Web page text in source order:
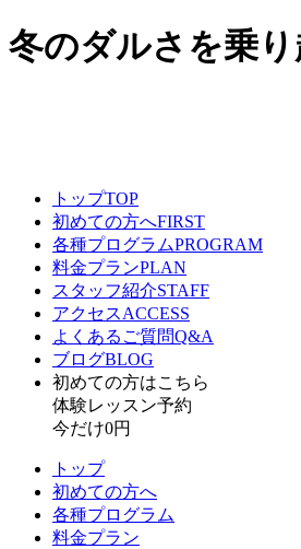
冬のダルさを乗
トップTOP
初めての方へFIRST
各種プログラムPROGRAM
料金プランPLAN
スタッフ紹介STAFF
アクセスACCESS
よくあるご質問Q&A
ブログBLOG
初めての方はこちら​
体験レッスン予約
今だけ0円
トップ
初めての方へ
各種プログラム
料金プラン